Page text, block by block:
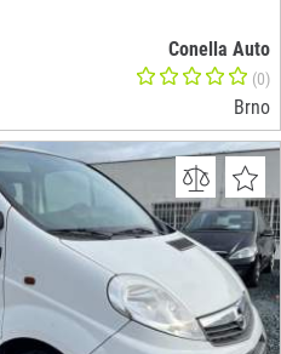
Conella Auto
(0)
Brno